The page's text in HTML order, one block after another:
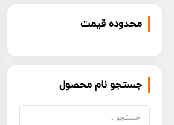
محدوده قیمت
جستجو نام محصول